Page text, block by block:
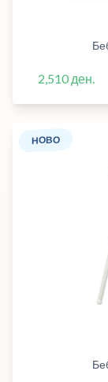
2,510 ден.
НОВО